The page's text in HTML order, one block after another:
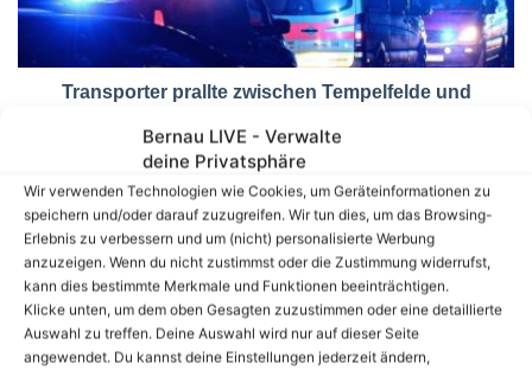
Bernau LIVE - Verwalte
deine Privatsphäre
Wir verwenden Technologien wie Cookies, um Geräteinformationen zu
speichern und/oder darauf zuzugreifen. Wir tun dies, um das Browsing-
Erlebnis zu verbessern und um (nicht) personalisierte Werbung
anzuzeigen. Wenn du nicht zustimmst oder die Zustimmung widerrufst,
kann dies bestimmte Merkmale und Funktionen beeinträchtigen.
Klicke unten, um dem oben Gesagten zuzustimmen oder eine detaillierte
Auswahl zu treffen. Deine Auswahl wird nur auf dieser Seite
angewendet. Du kannst deine Einstellungen jederzeit ändern,
Transporter prallte zwischen Tempelfelde und